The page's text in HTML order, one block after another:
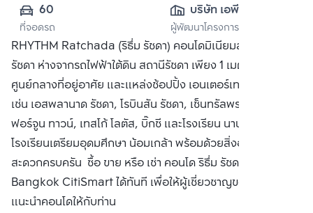
60
ที่จอดรถ
บริษัท เอพี (รัชดา)
จำกัด
ผู้พัฒนาโครงการ
RHYTHM Ratchada (ริธึ่ม รัชดา) คอนโดมิเนียมสุดหรูบนถนน
รัชดา ห่างจากรถไฟฟ้าใต้ดิน สถานีรัชดา เพียง 1 เมตร อยู่ใจกลาง
ศูนย์กลางที่อยู่อาศัย และแหล่งช้อปปิ้ง เอนเตอร์เทนเม้นท์ อาทิ
เช่น เอสพลานาด รัชดา, โรบินสัน รัชดา, เซ็นทรัลพระราม 9,
ฟอร์จูน ทาวน์, เทสโก้ โลตัส, บิ๊กซี และโรงเรียน นานาชาติเกศินี,
โรงเรียนเตรียมอุดมศึกษา น้อมเกล้า พร้อมด้วยสิ่งอำนวยความ
สะดวกครบครัน ซื้อ ขาย หรือ เช่า คอนโด ริธึ่ม รัชดา ติดต่อหาเรา
Bangkok CitiSmart ได้ทันที เพื่อให้ผู้เชี่ยวชาญของเราได้
แนะนำคอนโดให้กับท่าน